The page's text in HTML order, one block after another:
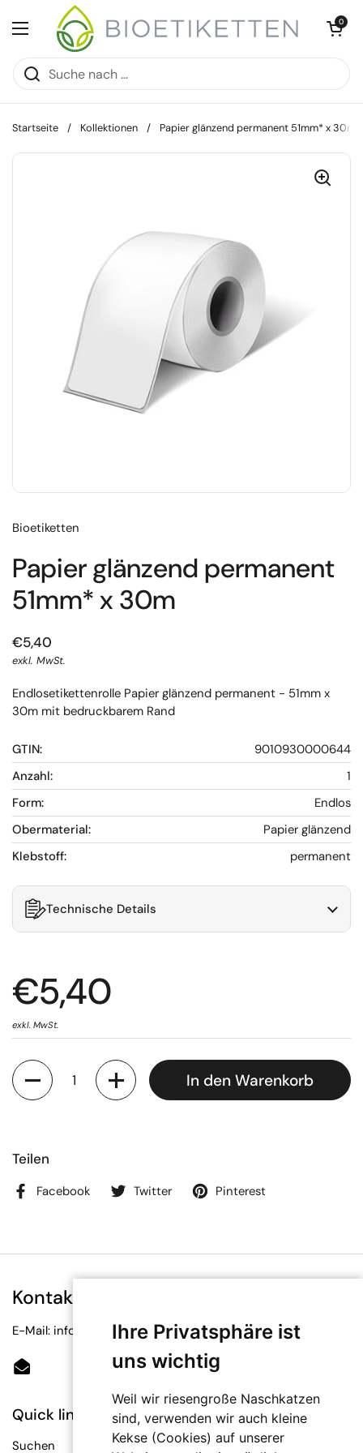
Ihre Privatsphäre ist
uns wichtig
Weil wir riesengroße Naschkatzen
sind, verwenden wir auch kleine
Kekse (Cookies) auf unserer
Zum Inhalt springen
Menü öffnen
Warenkorb
0
Startseite / Kollektionen / Papier glänzend permanent 51mm* x 30m
Bioetiketten
Papier glänzend permanent
51mm* x 30m
€5,40
exkl. MwSt.
Endlosetikettenrolle Papier glänzend permanent - 51mm x
30m mit bedruckbarem Rand
GTIN:
9010930000644
Anzahl:
1
Form:
Endlos
Obermaterial:
Papier glänzend
Klebstoff:
permanent
Technische Details
€5,40
exkl. MwSt.
Anzahl
In den Warenkorb
Teilen
Facebook Twitter Pinterest
Kontakt
E-Mail: info@bioetiketten.at
Email
Quick links
Suchen